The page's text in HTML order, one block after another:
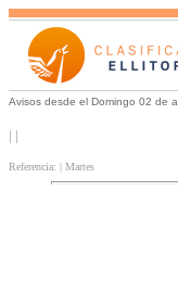
Avisos desde el Domingo 02 de
| |
Referencia: | Martes